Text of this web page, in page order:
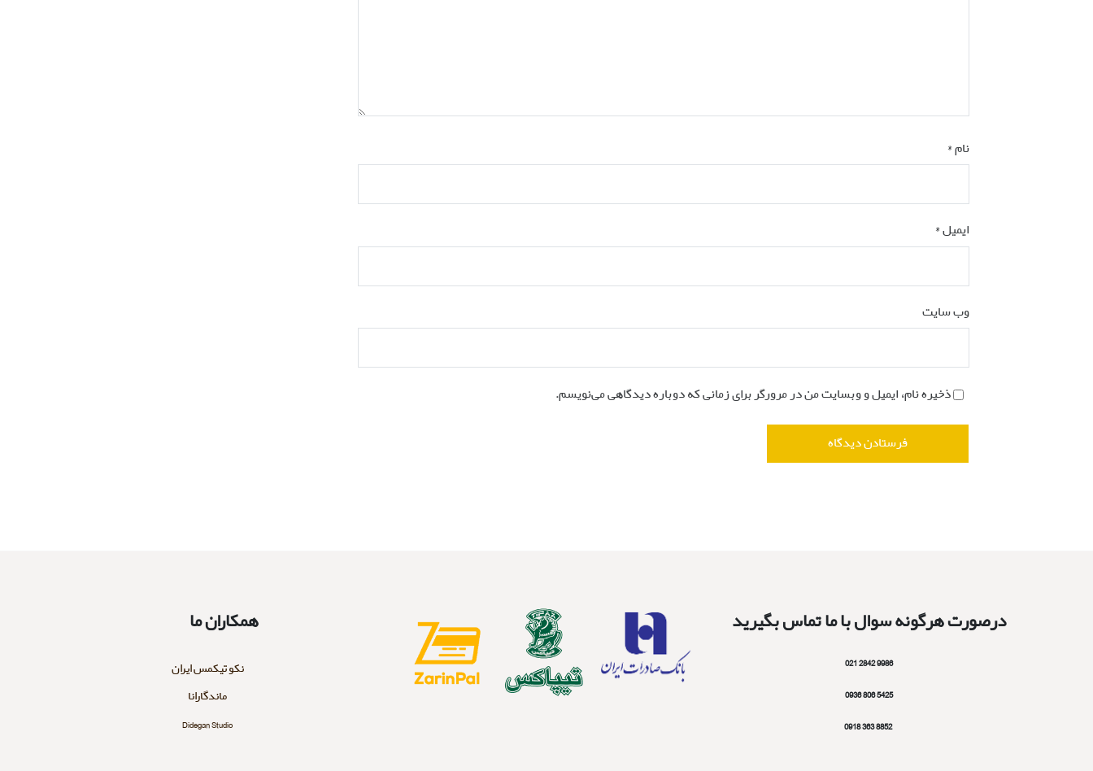
نام*
ایمیل*
وب‌ سایت
ذخیره نام، ایمیل و وبسایت من در مرورگر برای زمانی که دوباره دیدگاهی می‌نویسم.
درصورت هرگونه سوال با ما تماس بگیرید
9986 2842 021
5425 806 0936
8852 363 0918
همکاران ما
نکو تیکمس ایران
ماندگارانا
Didegan Studio